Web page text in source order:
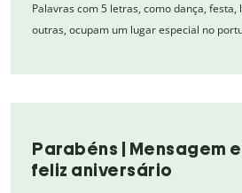
Palavras com 5 letras, como dança,
outras, ocupam um lugar especial no
Parabéns | Mensagem
feliz aniversário